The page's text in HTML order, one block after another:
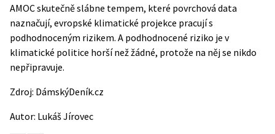
AMOC skutečně slábne tempem, které povrchová data
naznačují, evropské klimatické projekce pracují s
podhodnoceným rizikem. A podhodnocené riziko je v
klimatické politice horší než žádné, protože na něj se nikdo
nepřipravuje.
Zdroj: DámskýDeník.cz
Autor: Lukáš Jírovec